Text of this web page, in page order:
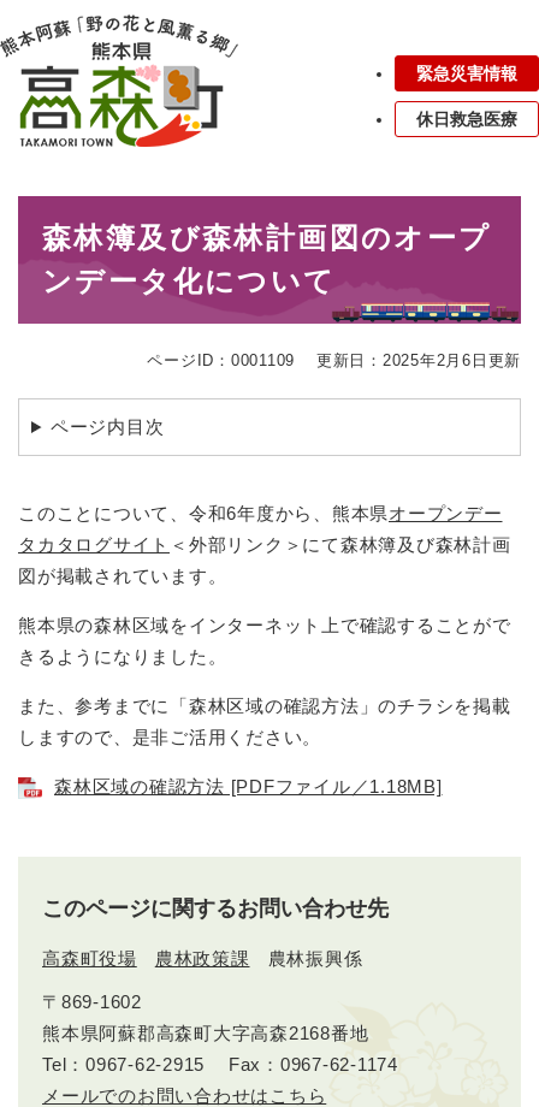
ー
ジ
メニューを飛ばして本文へ
緊急災害情報
休日救急医療
森林簿及び森林計画図のオープ
ンデータ化について
ページID：0001109 更新日：2025年2月6日更新
ページ内目次
このことについて、令和6年度から、熊本県オープンデー
タカタログサイト ＜外部リンク＞ にて森林簿及び森林計画
図が掲載されています。
熊本県の森林区域をインターネット上で確認することがで
きるようになりました。
また、参考までに「森林区域の確認方法」のチラシを掲載
しますので、是非ご活用ください。
森林区域の確認方法 [PDFファイル／1.18MB]
このページに関するお問い合わせ先
高森町役場 農林政策課 農林振興係
〒869-1602
熊本県阿蘇郡高森町大字高森2168番地
Tel：0967-62-2915
Fax：0967-62-1174
メールでのお問い合わせはこちら